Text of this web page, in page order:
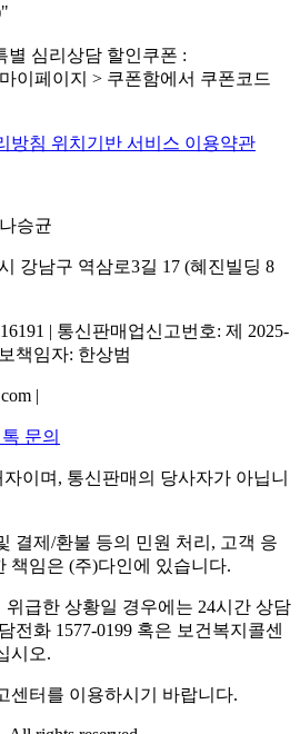
심리상담 할인쿠폰 :
이페이지 > 쿠폰함에서 쿠폰코드
방침 위치기반 서비스 이용약관
승균
강남구 역삼로3길 17 (혜진빌딩 8
| 통신판매업신고번호: 제 2025-
책임자: 한상범
|
문의
이며, 통신판매의 당사자가 아닙니
결제/환불 등의 민원 처리, 고객 응
책임은 (주)다인에 있습니다.
급한 상황일 경우에는 24시간 상담
전화 1577-0199 혹은 보건복지콜센
시오.
센터를 이용하시기 바랍니다.